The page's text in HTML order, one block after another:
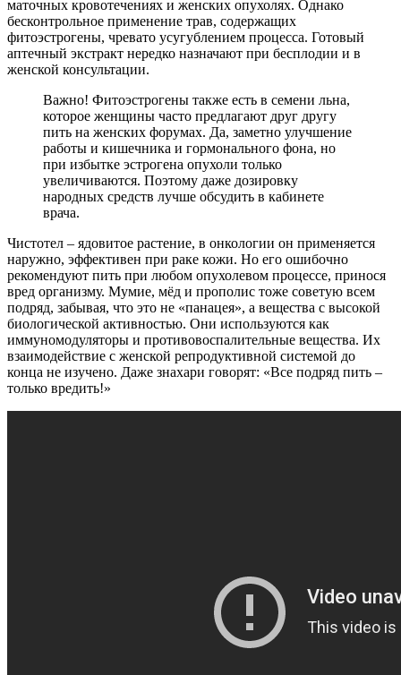
маточных кровотечениях и женских опухолях. Однако
бесконтрольное применение трав, содержащих
фитоэстрогены, чревато усугублением процесса. Готовый
аптечный экстракт нередко назначают при бесплодии и в
женской консультации.
Важно! Фитоэстрогены также есть в семени льна,
которое женщины часто предлагают друг другу
пить на женских форумах. Да, заметно улучшение
работы и кишечника и гормонального фона, но
при избытке эстрогена опухоли только
увеличиваются. Поэтому даже дозировку
народных средств лучше обсудить в кабинете
врача.
Чистотел – ядовитое растение, в онкологии он применяется
наружно, эффективен при раке кожи. Но его ошибочно
рекомендуют пить при любом опухолевом процессе, принося
вред организму. Мумие, мёд и прополис тоже советую всем
подряд, забывая, что это не «панацея», а вещества с высокой
биологической активностью. Они используются как
иммуномодуляторы и противовоспалительные вещества. Их
взаимодействие с женской репродуктивной системой до
конца не изучено. Даже знахари говорят: «Все подряд пить –
только вредить!»